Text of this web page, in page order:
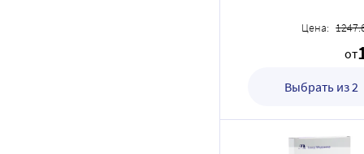
Цена:
от
Выбрать из 2